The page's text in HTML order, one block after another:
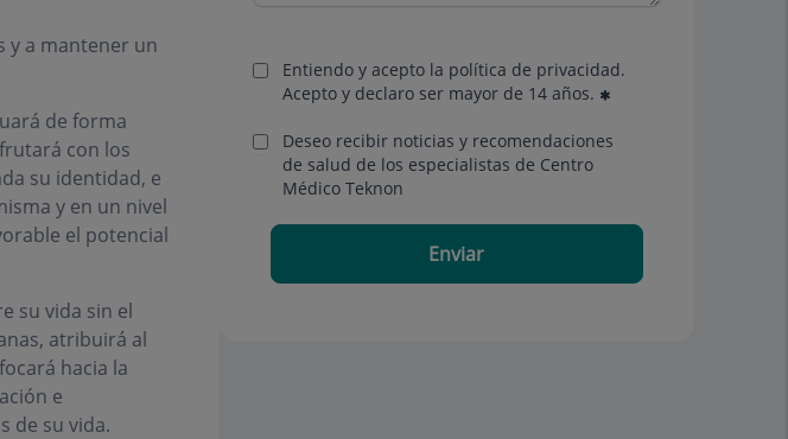
y a mantener un
de forma
con los
su identidad, e
y en un nivel
el potencial
su vida sin el
atribuirá al
hacia la
e
de su vida.
Entiendo y acepto la política de privacidad.
Acepto y declaro ser mayor de 14 años.
Deseo recibir noticias y recomendaciones
de salud de los especialistas de Centro
Médico Teknon
Enviar